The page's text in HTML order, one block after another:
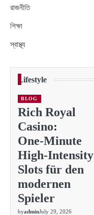
রাজনীতি
শিক্ষা
স্বাস্থ্য
Lifestyle
BLOG
Rich Royal
Casino:
One‑Minute
High‑Intensity
Slots für den
modernen
Spieler
byadminJuly 29, 2026